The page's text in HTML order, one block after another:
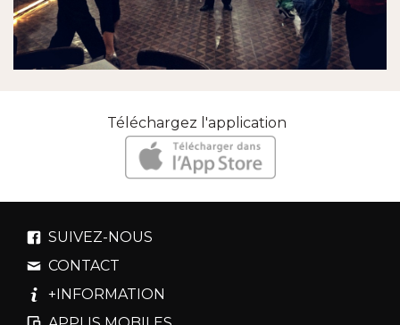
Téléchargez l'application
SUIVEZ-NOUS
CONTACT
+INFORMATION